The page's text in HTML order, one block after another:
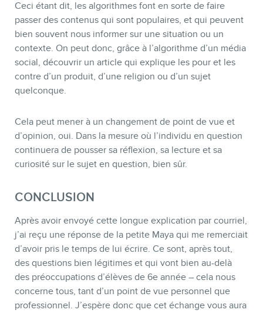
Ceci étant dit, les algorithmes font en sorte de faire
passer des contenus qui sont populaires, et qui peuvent
bien souvent nous informer sur une situation ou un
contexte. On peut donc, grâce à l’algorithme d’un média
social, découvrir un article qui explique les pour et les
contre d’un produit, d’une religion ou d’un sujet
quelconque.
Cela peut mener à un changement de point de vue et
d’opinion, oui. Dans la mesure où l’individu en question
continuera de pousser sa réflexion, sa lecture et sa
curiosité sur le sujet en question, bien sûr.
CONCLUSION
Après avoir envoyé cette longue explication par courriel,
j’ai reçu une réponse de la petite Maya qui me remerciait
d’avoir pris le temps de lui écrire. Ce sont, après tout,
des questions bien légitimes et qui vont bien au-delà
des préoccupations d’élèves de 6e année – cela nous
concerne tous, tant d’un point de vue personnel que
professionnel. J’espère donc que cet échange vous aura